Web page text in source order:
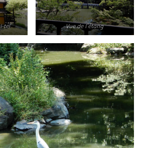
tei Vue de l’étang